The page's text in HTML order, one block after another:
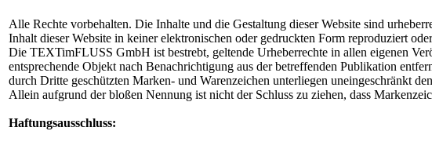
Alle Rechte vorbehalten. Die Inhalte und die Gestaltung dieser Website sind
Inhalt dieser Website in keiner elektronischen oder gedruckten Form reproduziert
Die TEXTimFLUSS GmbH ist bestrebt, geltende Urheberrechte in allen eigenen
entsprechende Objekt nach Benachrichtigung aus der betreffenden Publikation
durch Dritte geschützten Marken- und Warenzeichen unterliegen uneingeschränkt
Allein aufgrund der bloßen Nennung ist nicht der Schluss zu ziehen, dass
Haftungsausschluss: